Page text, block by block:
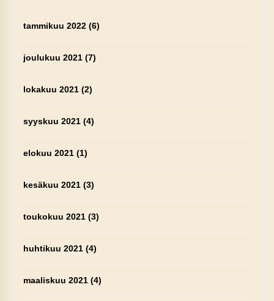
tammikuu 2022(6)
joulukuu 2021(7)
lokakuu 2021(2)
syyskuu 2021(4)
elokuu 2021(1)
kesäkuu 2021(3)
toukokuu 2021(3)
huhtikuu 2021(4)
maaliskuu 2021(4)